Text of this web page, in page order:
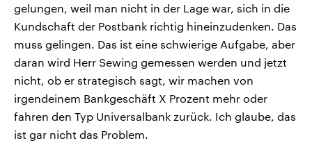
gelungen, weil man nicht in der Lage war, sich in die
Kundschaft der Postbank richtig hineinzudenken. Das
muss gelingen. Das ist eine schwierige Aufgabe, aber
daran wird Herr Sewing gemessen werden und jetzt
nicht, ob er strategisch sagt, wir machen von
irgendeinem Bankgeschäft X Prozent mehr oder
fahren den Typ Universalbank zurück. Ich glaube, das
ist gar nicht das Problem.